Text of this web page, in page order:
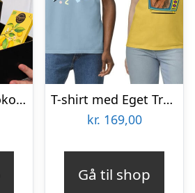
Gaveæske til chokoladeelskeren
T-shirt med Eget Tryk – Retro Cartoon
kr. 169,00
Gå til shop